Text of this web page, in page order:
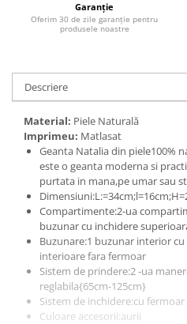
Garanție
Oferim 30 de zile garanție pentru
produsele noastre
Descriere
Material: Piele Naturală
Imprimeu: Matlasat
Geanta Natalia din piele100%
este o geanta moderna si
purtata in mana,pe umar sau
Compartimente:2-ua
buzunar cu inchidere
Buzunare:1 buzunar interior
interioare fara fermoar
Sistem de prindere:2 -ua
reglabila{65cm-125cm}
Sistem de inchidere:cu fermoar
Culoare accesorii:aurii